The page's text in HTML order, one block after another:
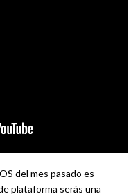
del mes pasado es
plataforma serás una